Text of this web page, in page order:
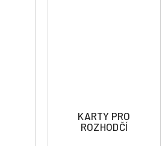
KARTY PRO
ROZHODČÍ